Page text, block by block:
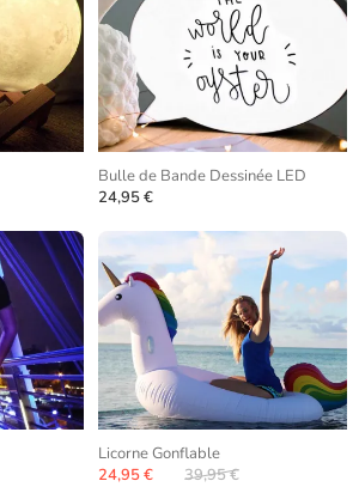
Bulle de Bande Dessinée LED
24,95 €
Licorne Gonflable
24,95 €
39,95 €